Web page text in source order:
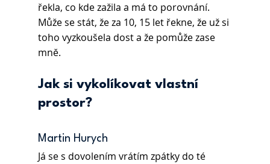
řekla, co kde zažila a má to porovnání.
Může se stát, že za 10, 15 let řekne, že už si
toho vyzkoušela dost a že pomůže zase
mně.
Jak si vykolíkovat vlastní
prostor?
Martin Hurych
Já se s dovolením vrátím zpátky do té